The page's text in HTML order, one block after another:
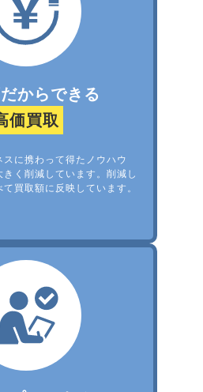
からできる
価買取
に携わって得たノウハウ
く削減しています。削減し
買取額に反映しています。